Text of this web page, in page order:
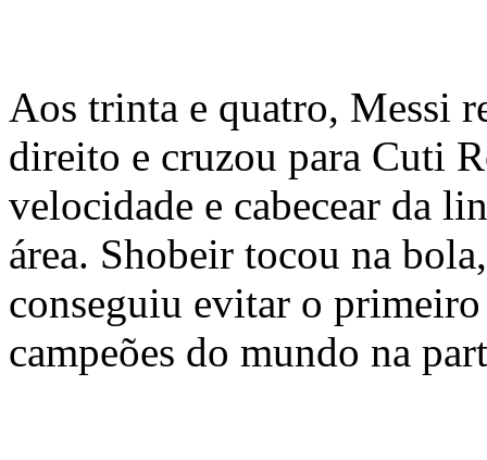
Aos trinta e quatro, Messi
direito e cruzou para Cuti
velocidade e cabecear da
área. Shobeir tocou na
conseguiu evitar o
campeões do mundo na